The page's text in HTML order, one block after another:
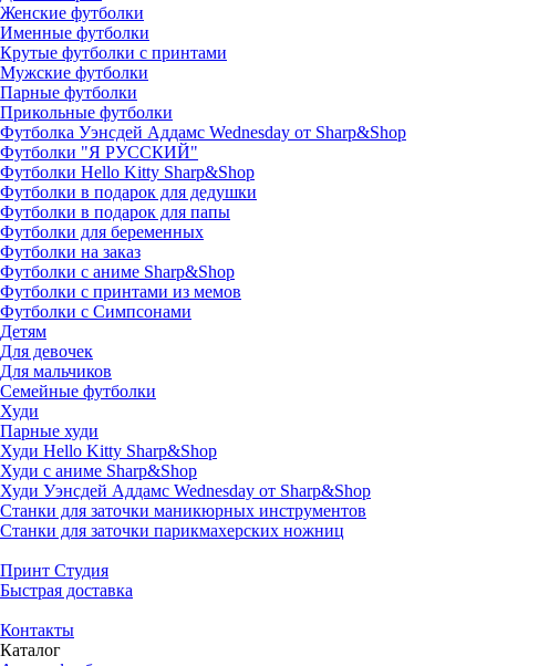
Женские футболки
Именные футболки
Крутые футболки с принтами
Мужские футболки
Парные футболки
Прикольные футболки
Футболка Уэнсдей Аддамс Wednesday от Sharp&Shop
Футболки "Я РУССКИЙ"
Футболки Hello Kitty Sharp&Shop
Футболки в подарок для дедушки
Футболки в подарок для папы
Футболки для беременных
Футболки на заказ
Футболки с аниме Sharp&Shop
Футболки с принтами из мемов
Футболки с Симпсонами
Детям
Для девочек
Для мальчиков
Семейные футболки
Худи
Парные худи
Худи Hello Kitty Sharp&Shop
Худи с аниме Sharp&Shop
Худи Уэнсдей Аддамс Wednesday от Sharp&Shop
Станки для заточки маникюрных инструментов
Станки для заточки парикмахерских ножниц
Принт Студия
Быстрая доставка
Контакты
Каталог